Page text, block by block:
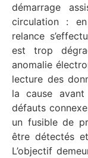
démarrage
circulation :
relance
est trop
anomalie
lecture des
la cause
défauts
un fusible de
être détectés
L’objectif